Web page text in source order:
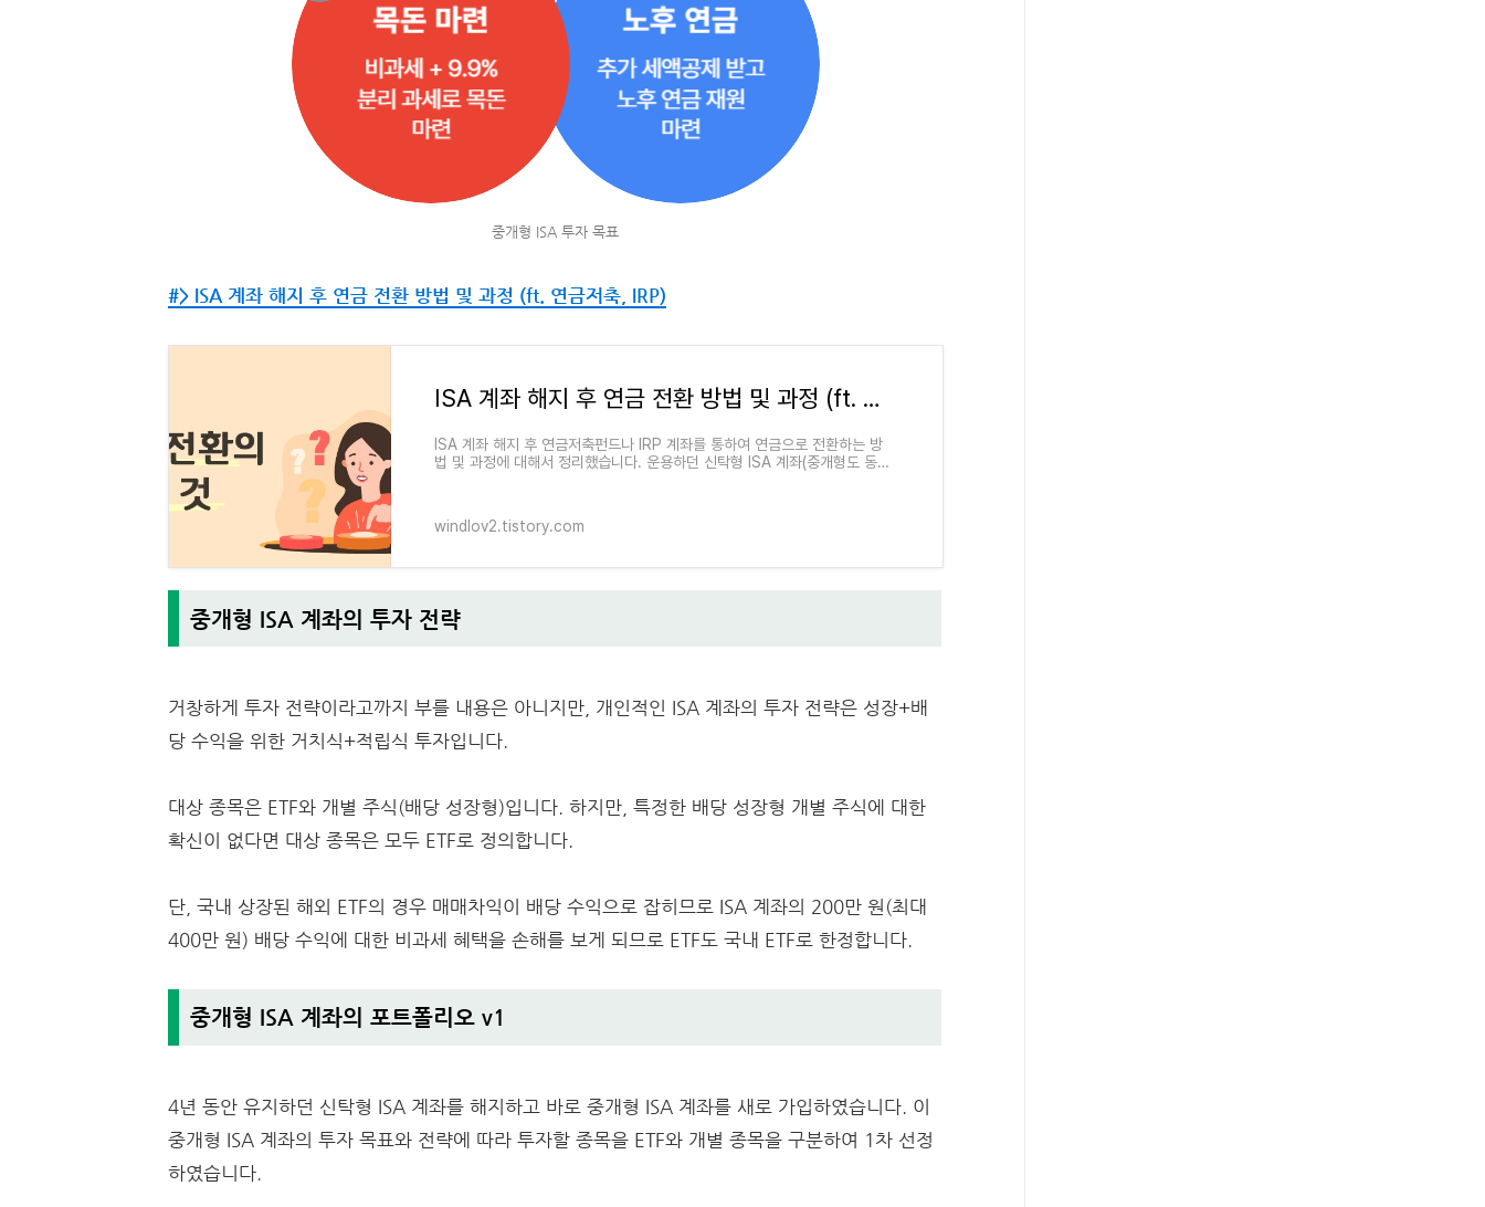
중개형 ISA 투자 목표
#> ISA 계좌 해지 후 연금 전환 방법 및 과정 (ft. 연금저축, IRP)
ISA 계좌 해지 후 연금 전환 방법 및 과정 (ft. 연금저축, IRP)
ISA 계좌 해지 후 연금저축펀드나 IRP 계좌를 통하여 연금으로 전환하는 방
법 및 과정에 대해서 정리했습니다. 운용하던 신탁형 ISA 계좌(중개형도 동일
windlov2.tistory.com
중개형 ISA 계좌의 투자 전략
거창하게 투자 전략이라고까지 부를 내용은 아니지만, 개인적인 ISA 계좌의 투자 전략은 성장+배
당 수익을 위한 거치식+적립식 투자입니다.
대상 종목은 ETF와 개별 주식(배당 성장형)입니다. 하지만, 특정한 배당 성장형 개별 주식에 대한
확신이 없다면 대상 종목은 모두 ETF로 정의합니다.
단, 국내 상장된 해외 ETF의 경우 매매차익이 배당 수익으로 잡히므로 ISA 계좌의 200만 원(최대
400만 원) 배당 수익에 대한 비과세 혜택을 손해를 보게 되므로 ETF도 국내 ETF로 한정합니다.
중개형 ISA 계좌의 포트폴리오 v1
4년 동안 유지하던 신탁형 ISA 계좌를 해지하고 바로 중개형 ISA 계좌를 새로 가입하였습니다. 이
중개형 ISA 계좌의 투자 목표와 전략에 따라 투자할 종목을 ETF와 개별 종목을 구분하여 1차 선정
하였습니다.